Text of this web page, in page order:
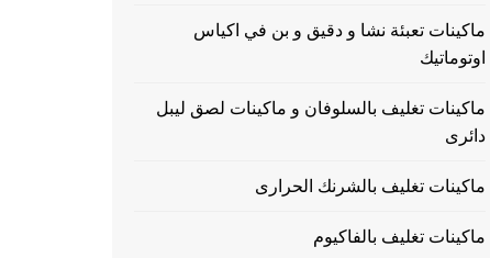
ماكينات تعبئة نشا و دقيق و بن في اكياس
اوتوماتيك
ماكينات تغليف بالسلوفان و ماكينات لصق ليبل
دائرى
ماكينات تغليف بالشرنك الحرارى
ماكينات تغليف بالفاكيوم